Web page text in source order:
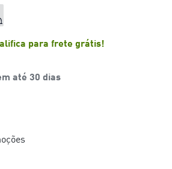
para frete grátis!
até 30 dias